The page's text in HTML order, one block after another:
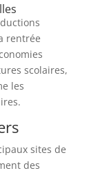
rentrée
scolaires,
les
sites de
des